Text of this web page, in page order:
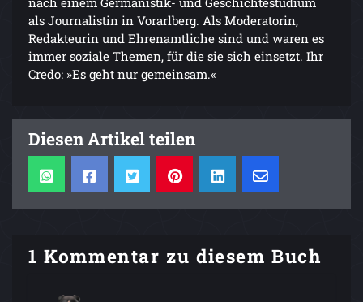
als Journalistin in Vorarlberg. Als Moderatorin,
Redakteurin und Ehrenamtliche sind und waren es
immer soziale Themen, für die sie sich einsetzt. Ihr
Credo: »Es geht nur gemeinsam.«
Diesen Artikel teilen
1 Kommentar zu diesem Buch